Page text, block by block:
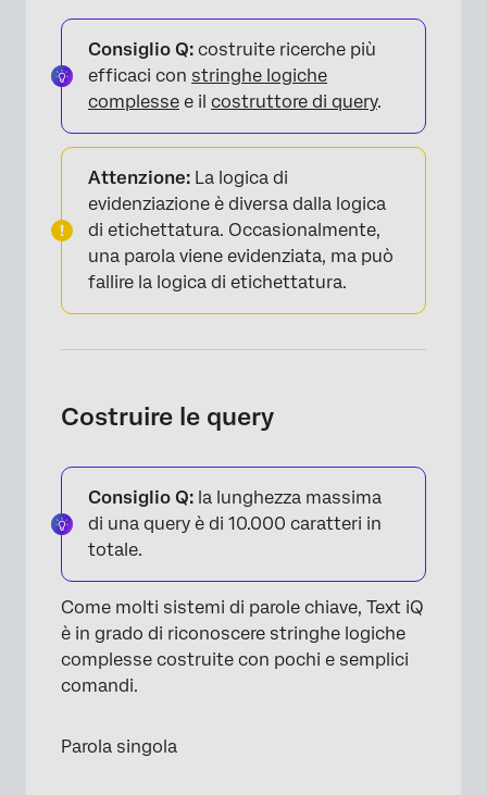
×
×
Consiglio Q: costruite ricerche più
efficaci con stringhe logiche
complesse e il costruttore di query.
Attenzione: La logica di
evidenziazione è diversa dalla logica
di etichettatura. Occasionalmente,
una parola viene evidenziata, ma può
fallire la logica di etichettatura.
Costruire le query
Consiglio Q: la lunghezza massima
di una query è di 10.000 caratteri in
totale.
Come molti sistemi di parole chiave, Text iQ
è in grado di riconoscere stringhe logiche
complesse costruite con pochi e semplici
comandi.
Parola singola